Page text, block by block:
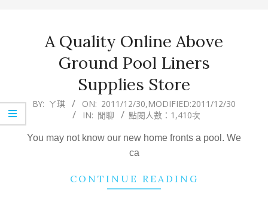
A Quality Online Above
Ground Pool Liners
Supplies Store
2011-
30
BY: ㄚ琪 ON: 2011/12/30,MODIFIED:2011/12/30
IN: 閒聊 點閱人數：1,410次
You may not know our new home fronts a pool. We
ca
CONTINUE READING